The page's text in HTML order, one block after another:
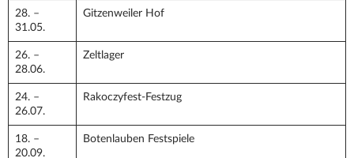
28. –
31.05.
Gitzenweiler Hof
26. –
28.06.
Zeltlager
24. –
26.07.
Rakoczyfest-Festzug
18. –
20.09.
Botenlauben Festspiele